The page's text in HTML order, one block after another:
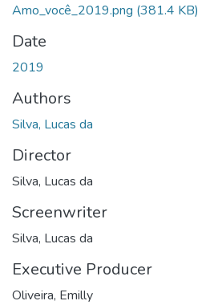
Amo_você_2019.png (381.4 KB)
Date
2019
Authors
Silva, Lucas da
Director
Silva, Lucas da
Screenwriter
Silva, Lucas da
Executive Producer
Oliveira, Emilly